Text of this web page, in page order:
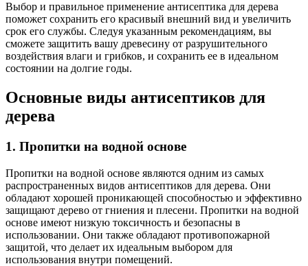
Выбор и правильное применение антисептика для дерева
поможет сохранить его красивый внешний вид и увеличить
срок его службы. Следуя указанным рекомендациям, вы
сможете защитить вашу древесину от разрушительного
воздействия влаги и грибков, и сохранить ее в идеальном
состоянии на долгие годы.
Основные виды антисептиков для
дерева
1. Пропитки на водной основе
Пропитки на водной основе являются одним из самых
распространенных видов антисептиков для дерева. Они
обладают хорошей проникающей способностью и эффективно
защищают дерево от гниения и плесени. Пропитки на водной
основе имеют низкую токсичность и безопасны в
использовании. Они также обладают противопожарной
защитой, что делает их идеальным выбором для
использования внутри помещений.